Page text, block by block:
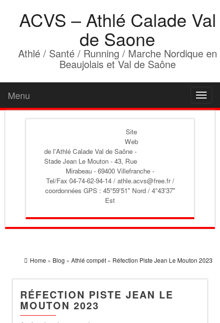
ACVS – Athlé Calade Val
de Saone
Athlé / Santé / Running / Marche Nordique en
Beaujolais et Val de Saône
Menu
Site
Web
de l'Athlé Calade Val de Saône -
Stade Jean Le Mouton - 43, Rue
Mirabeau - 69400 Villefranche -
Tel/Fax 04-74-62-94-14 / athle.acvs@free.fr /
coordonnées GPS : 45°59'51" Nord / 4°43'37"
Est
Home » Blog » Athlé compét » Réfection Piste Jean Le Mouton 2023
RÉFECTION PISTE JEAN LE
MOUTON 2023